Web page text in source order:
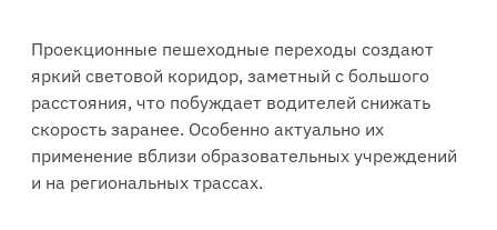
Проекционные пешеходные переходы создают
яркий световой коридор, заметный с большого
расстояния, что побуждает водителей снижать
скорость заранее. Особенно актуально их
применение вблизи образовательных учреждений
и на региональных трассах.